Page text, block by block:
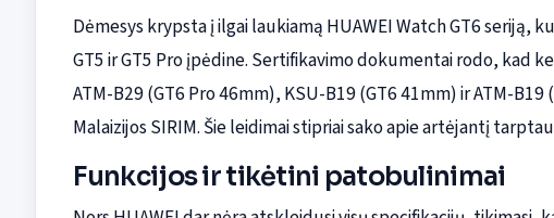
Dėmesys krypsta į ilgai laukiamą HUAWEI Watch GT6
GT5 ir GT5 Pro įpėdine. Sertifikavimo dokumentai rodo, kad
ATM-B29 (GT6 Pro 46mm), KSU-B19 (GT6 41mm) ir ATM-
Malaizijos SIRIM. Šie leidimai stipriai sako apie artėjantį
Funkcijos ir tikėtini patobulinimai